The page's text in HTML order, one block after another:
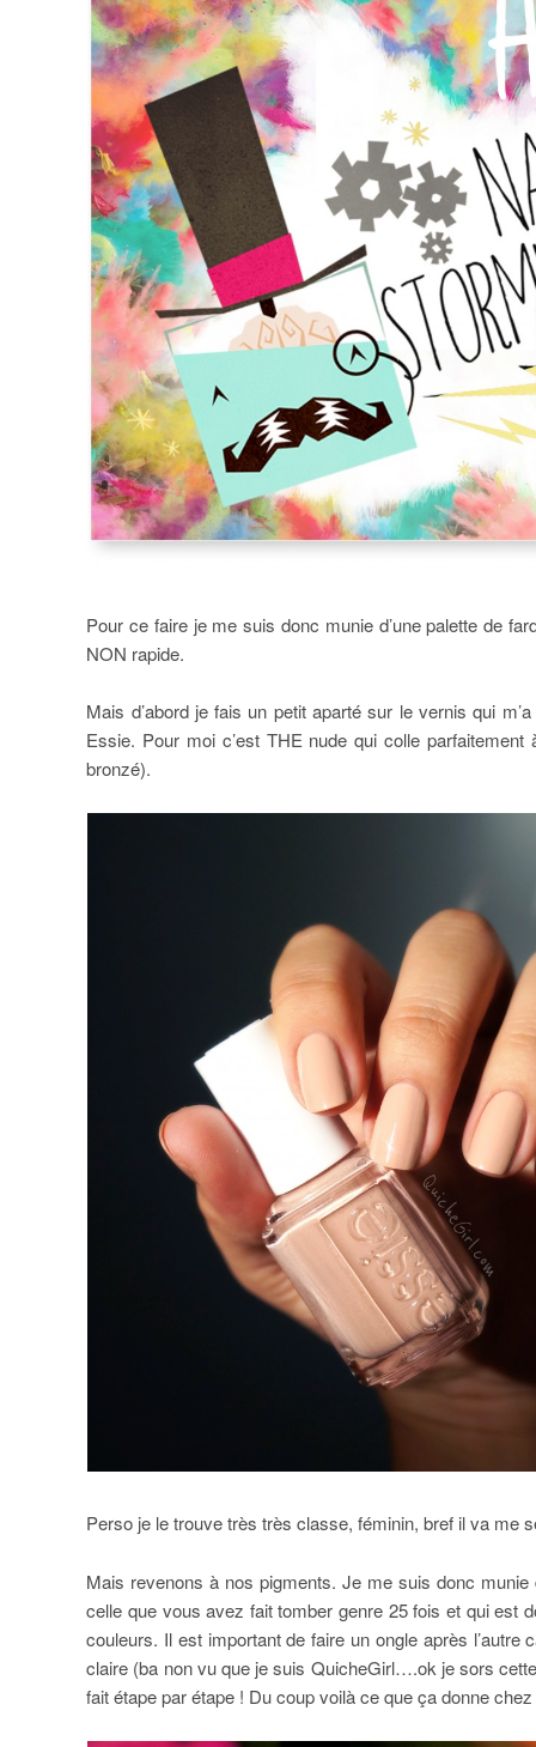
Pour ce faire je me suis donc munie d’une palette de
NON rapide.
Mais d’abord je fais un petit aparté sur le vernis qui
Essie. Pour moi c’est THE nude qui colle
bronzé).
Perso je le trouve très très classe, féminin, bref il va me
Mais revenons à nos pigments. Je me suis donc
celle que vous avez fait tomber genre 25 fois et qui est
couleurs. Il est important de faire un ongle après
claire (ba non vu que je suis QuicheGirl….ok je sors
fait étape par étape ! Du coup voilà ce que ça donne